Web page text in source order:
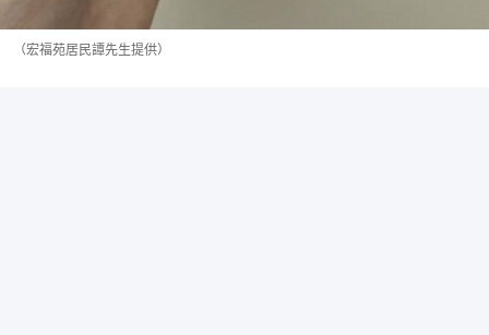
（宏福苑居民譚先生提供）